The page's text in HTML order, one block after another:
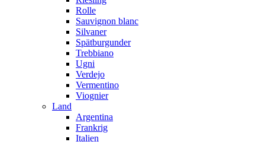
Rolle
Sauvignon blanc
Silvaner
Spätburgunder
Trebbiano
Ugni
Verdejo
Vermentino
Viognier
Land
Argentina
Frankrig
Italien